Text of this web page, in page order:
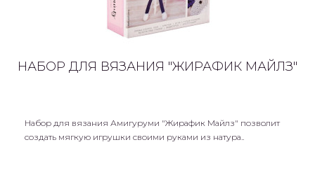
НАБОР ДЛЯ ВЯЗАНИЯ "ЖИРАФИК МАЙЛЗ"
Набор для вязания Амигуруми "Жирафик Майлз" позволит
создать мягкую игрушки своими руками из натура..